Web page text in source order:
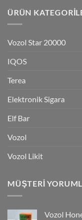
ÜRÜN
Vozol Star 20000
IQOS
Terea
Elektronik Sigara
Elf Bar
Vozol
Vozol Likit
MÜŞTERI
Vozol